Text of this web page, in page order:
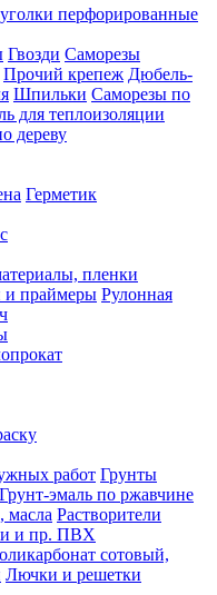
перфорированные
Гвозди Саморезы
Прочий крепеж Дюбель-
Шпильки Саморезы по
для теплоизоляции
дереву
Герметик
пленки
и праймеры Рулонная
работ Грунты
Грунт-эмаль по ржавчине
масла Растворители
и пр. ПВХ
сотовый,
Лючки и решетки